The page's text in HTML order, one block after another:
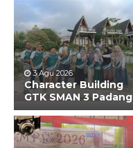
3 Agu 2026
Character Building
GTK SMAN 3 Padang